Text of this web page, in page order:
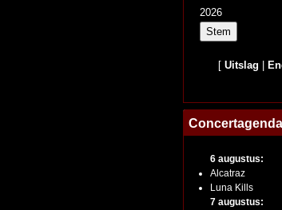
2026
[Uitslag
Concertagenda
6 augustus:
Alcatraz
Luna Kills
7 augustus: